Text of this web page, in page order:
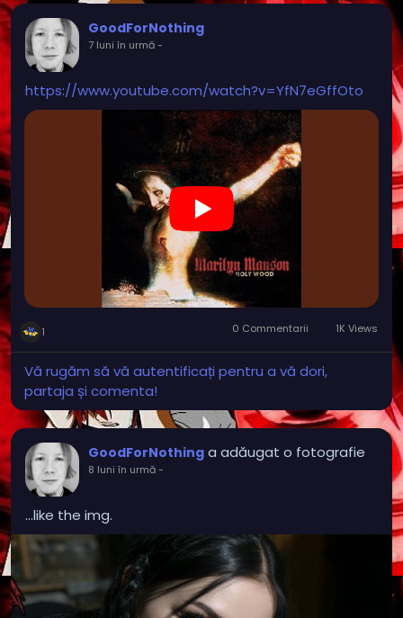
GoodForNothing
7 luni în urmă-
https://www.youtube.com/watch?v=YfN7eGffOto
1 0 Commentarii 1K Views
Vă rugăm să vă autentificați pentru a vă dori,
partaja și comenta!
GoodForNothing a adăugat o fotografie
8 luni în urmă-
...like the img.